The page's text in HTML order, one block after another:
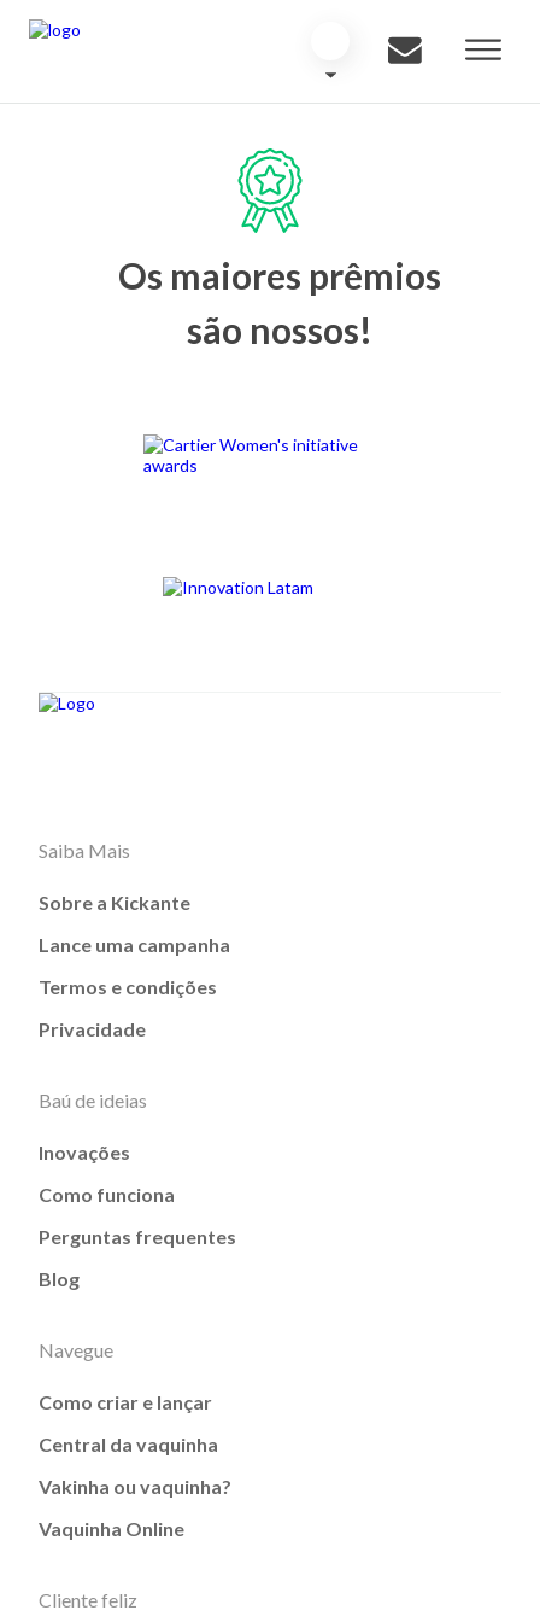
Os maiores prêmios
são nossos!
Saiba Mais
Sobre a Kickante
Lance uma campanha
Termos e condições
Privacidade
Baú de ideias
Inovações
Como funciona
Perguntas frequentes
Blog
Navegue
Como criar e lançar
Central da vaquinha
Vakinha ou vaquinha?
Vaquinha Online
Cliente feliz